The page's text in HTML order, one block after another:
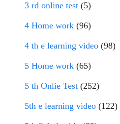
3 rd online test (5)
4 Home work (96)
4 th e learning video (98)
5 Home work (65)
5 th Onlie Test (252)
5th e learning video (122)